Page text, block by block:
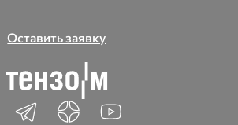
Оставить заявку